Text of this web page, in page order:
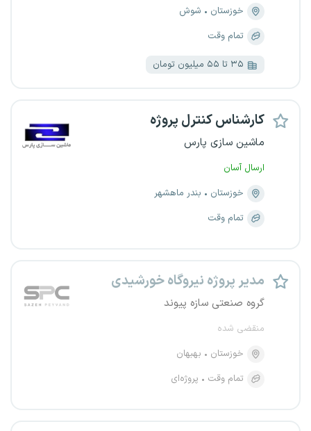
خوزستان
شوش
تمام وقت
۳۵ تا ۵۵ میلیون تومان
کارشناس کنترل پروژه
ماشین سازی پارس
ارسال آسان
خوزستان
بندر ماهشهر
تمام وقت
مدیر پروژه نیروگاه خورشیدی
گروه صنعتی سازه پیوند
منقضی شده
خوزستان
بهبهان
تمام وقت
پروژه‌ای